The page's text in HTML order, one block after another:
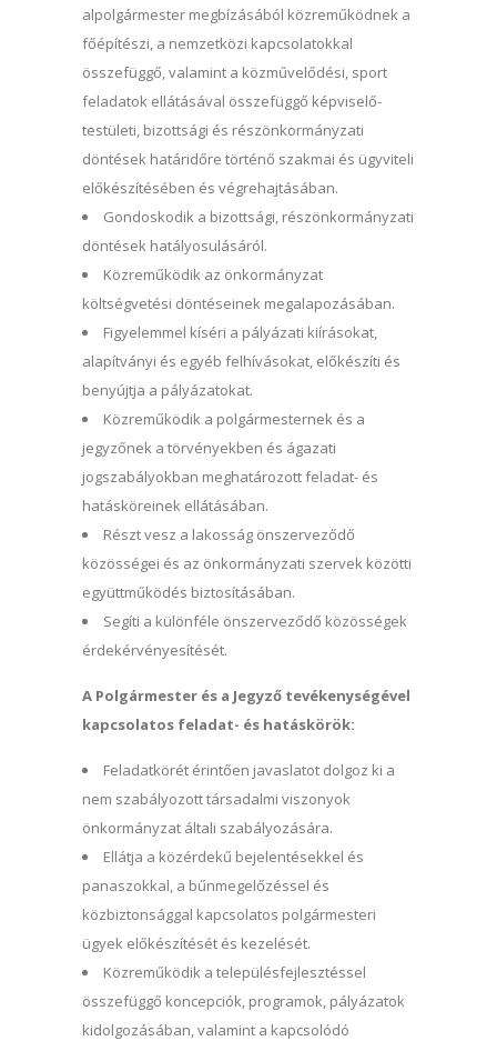
alpolgármester megbízásából közreműködnek a
főépítészi, a nemzetközi kapcsolatokkal
összefüggő, valamint a közművelődési, sport
feladatok ellátásával összefüggő képviselő-
testületi, bizottsági és részönkormányzati
döntések határidőre történő szakmai és ügyviteli
előkészítésében és végrehajtásában.
Gondoskodik a bizottsági, részönkormányzati
döntések hatályosulásáról.
Közreműködik az önkormányzat
költségvetési döntéseinek megalapozásában.
Figyelemmel kíséri a pályázati kiírásokat,
alapítványi és egyéb felhívásokat, előkészíti és
benyújtja a pályázatokat.
Közreműködik a polgármesternek és a
jegyzőnek a törvényekben és ágazati
jogszabályokban meghatározott feladat- és
hatásköreinek ellátásában.
Részt vesz a lakosság önszerveződő
közösségei és az önkormányzati szervek közötti
együttműködés biztosításában.
Segíti a különféle önszerveződő közösségek
érdekérvényesítését.
A Polgármester és a Jegyző tevékenységével
kapcsolatos feladat- és hatáskörök:
Feladatkörét érintően javaslatot dolgoz ki a
nem szabályozott társadalmi viszonyok
önkormányzat általi szabályozására.
Ellátja a közérdekű bejelentésekkel és
panaszokkal, a bűnmegelőzéssel és
közbiztonsággal kapcsolatos polgármesteri
ügyek előkészítését és kezelését.
Közreműködik a településfejlesztéssel
összefüggő koncepciók, programok, pályázatok
kidolgozásában, valamint a kapcsolódó